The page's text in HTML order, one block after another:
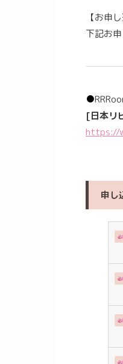
【お申
下記お
●
[日本リ
https://
申し
必
必
必
必